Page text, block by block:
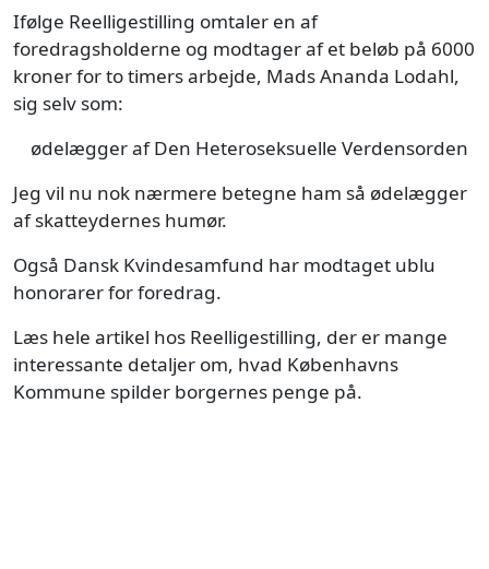
Ifølge Reelligestilling omtaler en af
foredragsholderne og modtager af et beløb på 6000
kroner for to timers arbejde, Mads Ananda Lodahl,
sig selv som:
ødelægger af Den Heteroseksuelle Verdensorden
Jeg vil nu nok nærmere betegne ham så ødelægger
af skatteydernes humør.
Også Dansk Kvindesamfund har modtaget ublu
honorarer for foredrag.
Læs hele artikel hos Reelligestilling, der er mange
interessante detaljer om, hvad Københavns
Kommune spilder borgernes penge på.